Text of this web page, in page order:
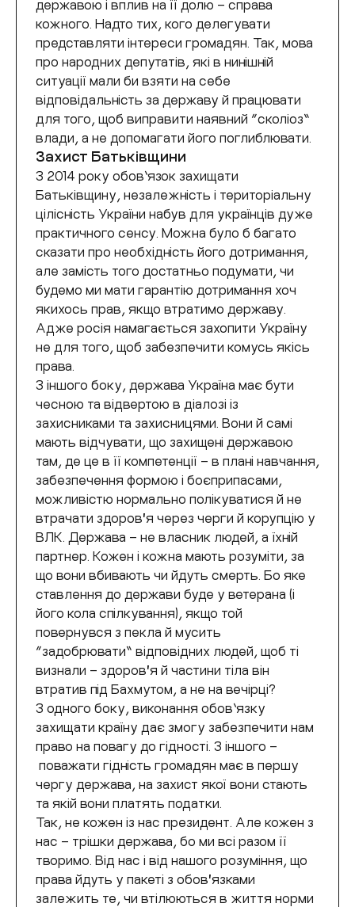
державою і вплив на її долю – справа
кожного. Надто тих, кого делегувати
представляти інтереси громадян. Так, мова
про народних депутатів, які в нинішній
ситуації мали би взяти на себе
відповідальність за державу й працювати
для того, щоб виправити наявний “сколіоз”
влади, а не допомагати його поглиблювати.
Захист Батьківщини
З 2014 року обов’язок захищати
Батьківщину, незалежність і територіальну
цілісність України набув для українців дуже
практичного сенсу. Можна було б багато
сказати про необхідність його дотримання,
але замість того достатньо подумати, чи
будемо ми мати гарантію дотримання хоч
якихось прав, якщо втратимо державу.
Адже росія намагається захопити Україну
не для того, щоб забезпечити комусь якісь
права.
З іншого боку, держава Україна має бути
чесною та відвертою в діалозі із
захисниками та захисницями. Вони й самі
мають відчувати, що захищені державою
там, де це в її компетенції – в плані навчання,
забезпечення формою і боєприпасами,
можливістю нормально полікуватися й не
втрачати здоровʼя через черги й корупцію у
ВЛК. Держава – не власник людей, а їхній
партнер. Кожен і кожна мають розуміти, за
що вони вбивають чи йдуть смерть. Бо яке
ставлення до держави буде у ветерана (і
його кола спілкування), якщо той
повернувся з пекла й мусить
“задобрювати” відповідних людей, щоб ті
визнали – здоровʼя й частини тіла він
втратив під Бахмутом, а не на вечірці?
З одного боку, виконання обов’язку
захищати країну дає змогу забезпечити нам
право на повагу до гідності. З іншого –
поважати гідність громадян має в першу
чергу держава, на захист якої вони стають
та якій вони платять податки.
Так, не кожен із нас президент. Але кожен з
нас – трішки держава, бо ми всі разом її
творимо. Від нас і від нашого розуміння, що
права йдуть у пакеті з обовʼязками
залежить те, чи втілюються в життя норми